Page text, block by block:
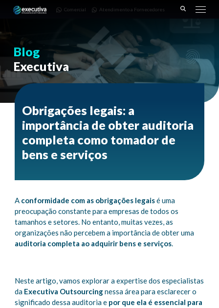
3668-
Pinhais
Comercial Atendimento a Fornecedores
Blog
Executiva
Obrigações legais: a
importância de obter auditoria
completa como tomador de
bens e serviços
A conformidade com as obrigações legaisé uma
preocupação constante para empresas de todos os
tamanhos e setores. No entanto, muitas vezes, as
organizações não percebem a importância de obter uma
auditoria completa ao adquirir bens e serviços.
Neste artigo, vamos explorar a expertise dos especialistas
da Executiva Outsourcingnessa área para esclarecer o
significado dessa auditoria e por que ela é essencial para